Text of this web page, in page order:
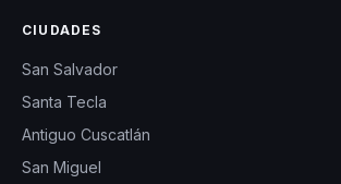
CIUDADES
San Salvador
Santa Tecla
Antiguo Cuscatlán
San Miguel